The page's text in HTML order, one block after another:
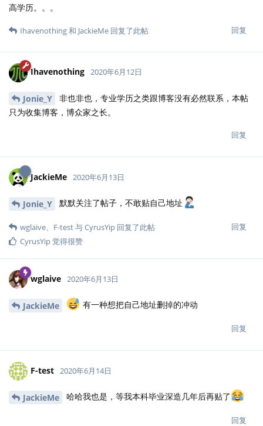
高学历。。。
回复
Ihavenothing和 JackieMe 回复了此帖
Ihavenothing 2020年6月12日
Jonie_Y
非也非也，专业学历之类跟博客没有必然联系，本帖
只为收集博客，博众家之长。
回复
JackieMe 2020年6月13日
Jonie_Y 默默关注了帖子，不敢贴自己地址
回复
wglaive、 F-test与CyrusYip 回复了此帖
CyrusYip觉得很赞
wglaive 2020年6月13日
JackieMe 有一种想把自己地址删掉的冲动
回复
F-test 2020年6月14日
JackieMe 哈哈我也是，等我本科毕业深造几年后再贴了
回复